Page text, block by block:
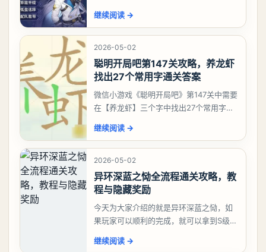
有娜娜莉缺另外一个二队C想打深渊也可以
考虑养个白藏
继续阅读 →
2026-05-02
聪明开局吧第147关攻略，养龙虾
找出27个常用字通关答案
微信小游戏《聪明开局吧》第147关中需要
在【养龙虾】三个字中找出27个常用字，
大、夫、夰、巾、中、虫、下、虾、卜、
囗、吓、卟、
继续阅读 →
2026-05-02
异环深蓝之恸全流程通关攻略，教
程与隐藏奖励
今天为大家介绍的就是异环深蓝之恸，如
果玩家可以顺利的完成，就可以拿到S级弧
比较高的，对于那些新手玩家并不建议直
继续阅读 →